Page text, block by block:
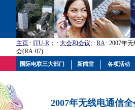
主页 : ITU-R ； : 大会和会议; : RA: 2007年
会(RA-07)
2007年无线电通信
国际电联三大部门 新闻室 各项活动